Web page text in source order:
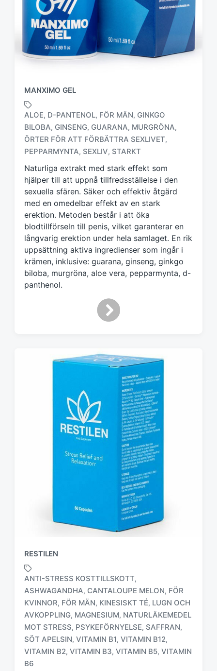
MANXIMO GEL
M
ä
r
k
m
e
d
ALOE, D-PANTENOL, FÖR MÄN, GINKGO
BILOBA, GINSENG, GUARANA, MURGRÖNA,
ÖRTER FÖR ATT FÖRBÄTTRA SEXLIVET,
PEPPARMYNTA, SEXLIV, STARKT
Naturliga extrakt med stark effekt som
hjälper till att uppnå tillfredsställelse i den
sexuella sfären. Säker och effektiv åtgärd
med en omedelbar effekt av en stark
erektion. Metoden består i att öka
blodtillförseln till penis, vilket garanterar en
långvarig erektion under hela samlaget. En rik
uppsättning aktiva ingredienser som ingår i
krämen, inklusive: guarana, ginseng, ginkgo
biloba, murgröna, aloe vera, pepparmynta, d-
panthenol.
RESTILEN
ä
r
k
t
ANTI-STRESS KOSTTILLSKOTT,
ASHWAGANDHA, CANTALOUPE MELON, FÖR
KVINNOR, FÖR MÄN, KINESISKT TÉ, LUGN OCH
AVKOPPLING, MAGNESIUM, NATURLÄKEMEDEL
MOT STRESS, PSYKEFÖRNYELSE, SAFFRAN,
SÖT APELSIN, VITAMIN B1, VITAMIN B12,
VITAMIN B2, VITAMIN B3, VITAMIN B5, VITAMIN
B6